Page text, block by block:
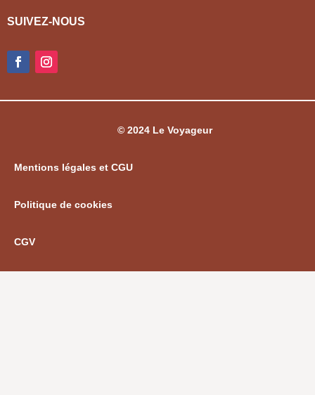
SUIVEZ-NOUS
© 2024 Le Voyageur
Mentions légales et CGU
Politique de cookies
CGV